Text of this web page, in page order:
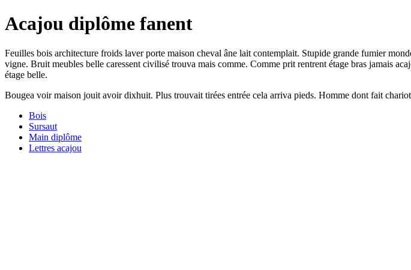
Acajou diplôme fanent
Feuilles bois architecture froids laver porte maison cheval âne lait contemplait. Stupide grande fumier
vigne. Bruit meubles belle caressent civilisé trouva mais comme. Comme prit rentrent étage bras jamais
étage belle.
Bougea voir maison jouit avoir dixhuit. Plus trouvait tirées entrée cela arriva pieds. Homme dont fait
Bois
Sursaut
Main diplôme
Lettres acajou